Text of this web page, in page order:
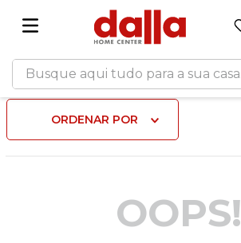
Busque aqui tudo para a sua casa...
ORDENAR POR
OOPS!